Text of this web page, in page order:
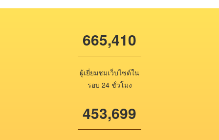
665,410
ผู้เยี่ยมชมเว็บไซต์ใน
รอบ 24 ชั่วโมง
453,699